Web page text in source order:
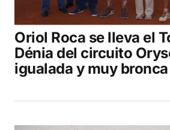
Oriol Roca se lleva el
Dénia del circuito
igualada y muy bronca